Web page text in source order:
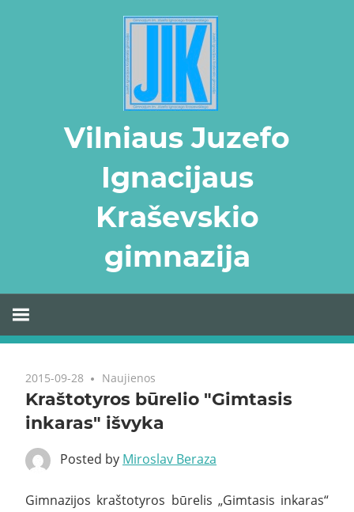
Vilniaus Juzefo
Ignacijaus
Kraševskio
gimnazija
2015-09-28 Naujienos
Kraštotyros būrelio "Gimtasis
inkaras" išvyka
Posted by Miroslav Beraza
Gimnazijos kraštotyros būrelis „Gimtasis inkaras“